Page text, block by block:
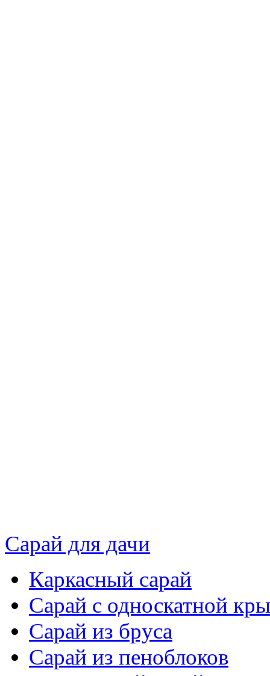
Сарай для дачи
Каркасный сарай
Сарай с односкатной
Сарай из бруса
Сарай из пеноблоков